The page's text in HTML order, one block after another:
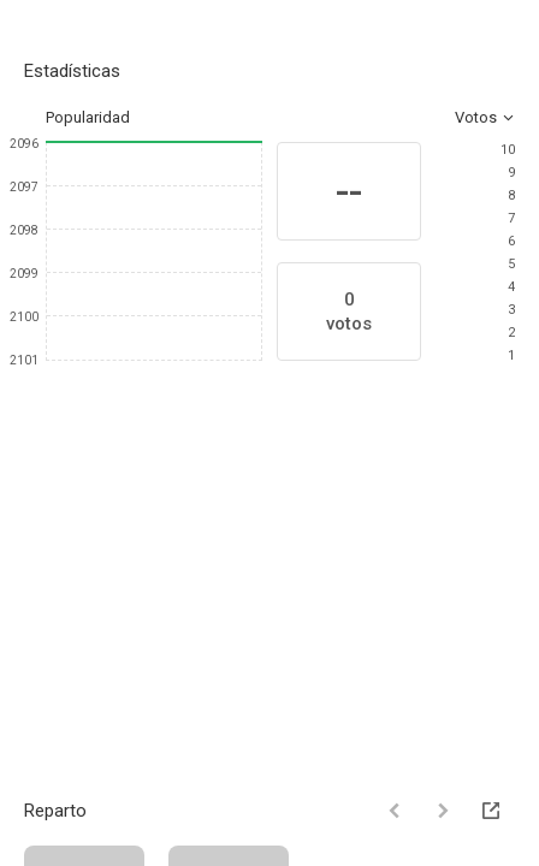
Estadísticas
Popularidad Votos
2096
2097
2098
2099
2100
2101
--
0
votos
10
9
8
7
6
5
4
3
2
1
Reparto